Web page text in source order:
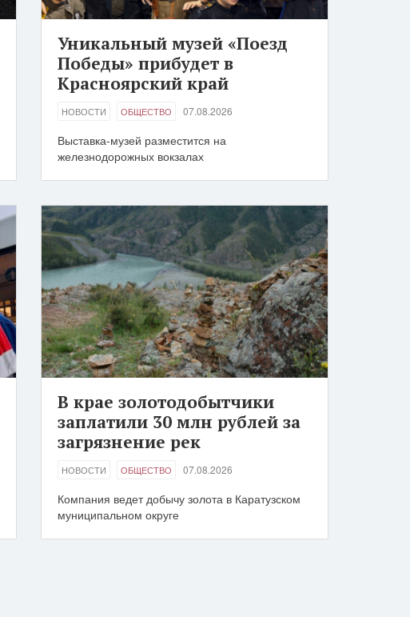
Уникальный музей «Поезд
Победы» прибудет в
Красноярский край
НОВОСТИ ОБЩЕСТВО 07.08.2026
Выставка-музей разместится на
железнодорожных вокзалах
В крае золотодобытчики
заплатили 30 млн рублей за
загрязнение рек
НОВОСТИ ОБЩЕСТВО 07.08.2026
Компания ведет добычу золота в Каратузском
муниципальном округе